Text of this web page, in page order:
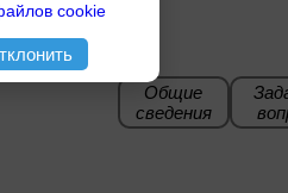
Общие
сведения
cookie